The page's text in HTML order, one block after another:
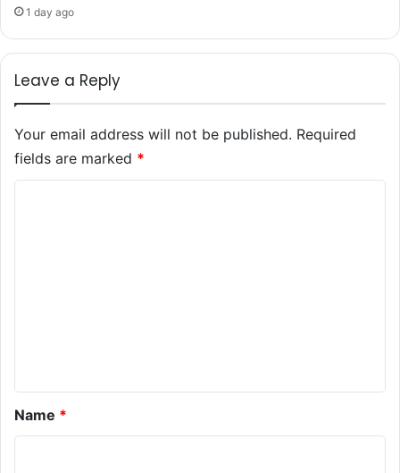
1 day ago
Leave a Reply
Your email address will not be published. Required
fields are marked *
Name *